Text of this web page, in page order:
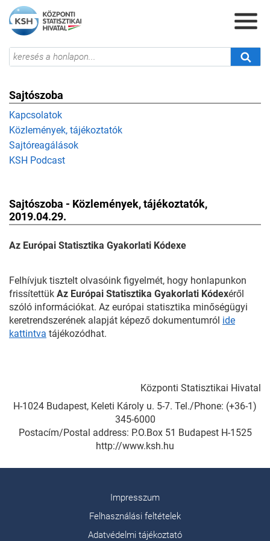
Sajtószoba
Kapcsolatok
Közlemények, tájékoztatók
Sajtóreagálások
KSH Podcast
Sajtószoba - Közlemények, tájékoztatók,
2019.04.29.
Az Európai Statisztika Gyakorlati Kódexe
Felhívjuk tisztelt olvasóink figyelmét, hogy honlapunkon
frissítettük Az Európai Statisztika Gyakorlati Kódexéről
szóló információkat. Az európai statisztika minőségügyi
keretrendszerének alapját képező dokumentumról ide
kattintva tájékozódhat.
Központi Statisztikai Hivatal
H-1024 Budapest, Keleti Károly u. 5-7. Tel./Phone: (+36-1)
345-6000
Postacím/Postal address: P.O.Box 51 Budapest H-1525
http://www.ksh.hu
Impresszum
Felhasználási feltételek
Adatvédelmi tájékoztató